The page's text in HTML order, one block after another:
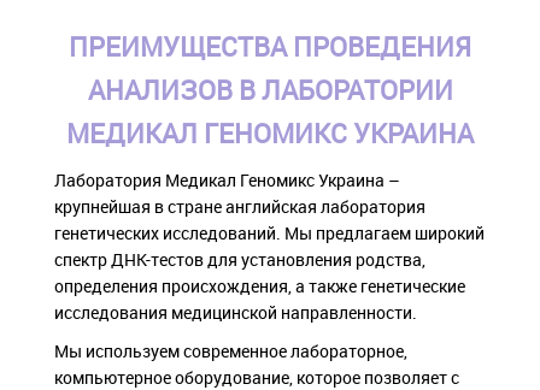
ПРЕИМУЩЕСТВА ПРОВЕДЕНИЯ
АНАЛИЗОВ В ЛАБОРАТОРИИ
МЕДИКАЛ ГЕНОМИКС УКРАИНА
Лаборатория Медикал Геномикс Украина –
крупнейшая в стране английская лаборатория
генетических исследований. Мы предлагаем широкий
спектр ДНК-тестов для установления родства,
определения происхождения, а также генетические
исследования медицинской направленности.
Мы используем современное лабораторное,
компьютерное оборудование, которое позволяет с